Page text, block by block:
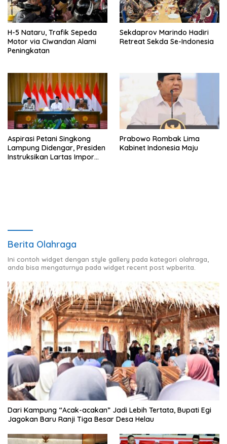
H-5 Nataru, Trafik Sepeda
Motor via Ciwandan Alami
Peningkatan
Sekdaprov Marindo Hadiri
Retreat Sekda Se-Indonesia
Aspirasi Petani Singkong
Lampung Didengar, Presiden
Instruksikan Lartas Impor
Prabowo Rombak Lima
Kabinet Indonesia Maju
Berita Olahraga
Ini contoh widget dengan style gallery pada kategori olahraga,
anda bisa mengaturnya pada widget recent post wpberita.
Dari Kampung “Acak-acakan” Jadi Lebih Tertata, Bupati Egi
Jagokan Baru Ranji Tiga Besar Desa Helau